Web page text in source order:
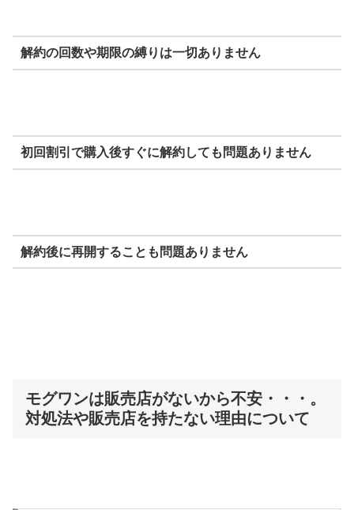
解約の回数や期限の縛りは一切ありません
初回割引で購入後すぐに解約しても問題ありません
解約後に再開することも問題ありません
モグワンは販売店がないから不安・・・。
対処法や販売店を持たない理由について